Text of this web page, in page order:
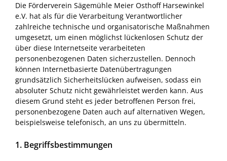
Die Förderverein Sägemühle Meier Osthoff Harsewinkel
e.V. hat als für die Verarbeitung Verantwortlicher
zahlreiche technische und organisatorische Maßnahmen
umgesetzt, um einen möglichst lückenlosen Schutz der
über diese Internetseite verarbeiteten
personenbezogenen Daten sicherzustellen. Dennoch
können Internetbasierte Datenübertragungen
grundsätzlich Sicherheitslücken aufweisen, sodass ein
absoluter Schutz nicht gewährleistet werden kann. Aus
diesem Grund steht es jeder betroffenen Person frei,
personenbezogene Daten auch auf alternativen Wegen,
beispielsweise telefonisch, an uns zu übermitteln.
1. Begriffsbestimmungen